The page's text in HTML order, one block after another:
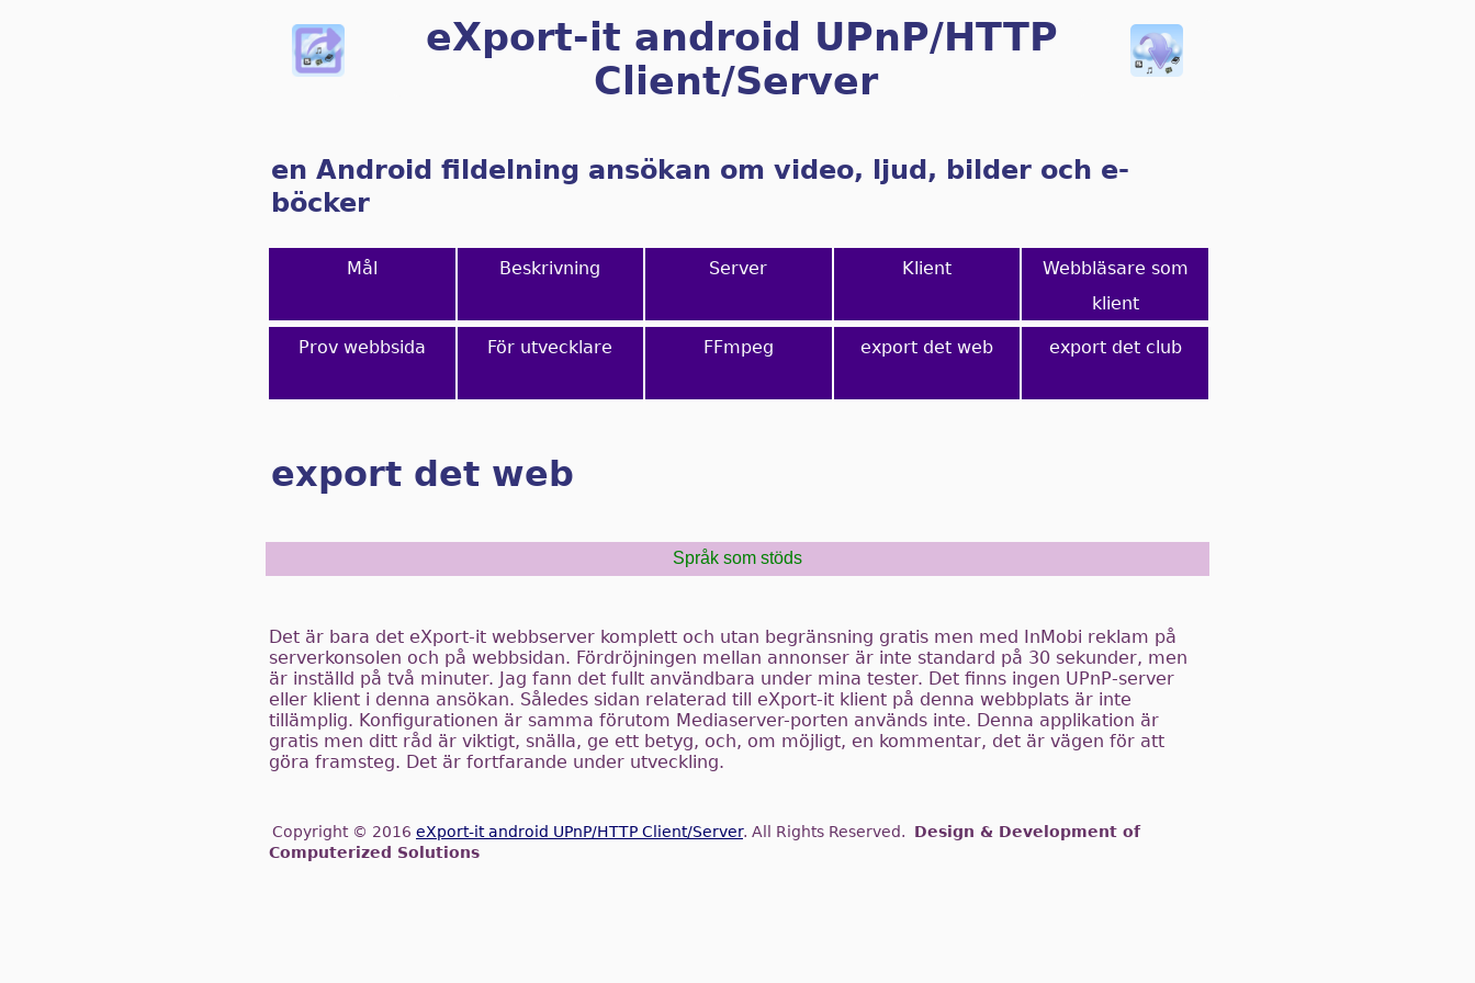
eXport-it android UPnP/HTTP
Client/Server
en Android fildelning ansökan om video, ljud, bilder och e-
böcker
Mål Beskrivning Server Klient
Webbläsare som
klient
Prov webbsida För utvecklare FFmpeg export det web export det club
export det web
Språk som stöds
Det är bara det eXport-it webbserver komplett och utan begränsning gratis men med InMobi reklam på
serverkonsolen och på webbsidan. Fördröjningen mellan annonser är inte standard på 30 sekunder, men
är inställd på två minuter. Jag fann det fullt användbara under mina tester. Det finns ingen UPnP-server
eller klient i denna ansökan. Således sidan relaterad till eXport-it klient på denna webbplats är inte
tillämplig. Konfigurationen är samma förutom Mediaserver-porten används inte. Denna applikation är
gratis men ditt råd är viktigt, snälla, ge ett betyg, och, om möjligt, en kommentar, det är vägen för att
göra framsteg. Det är fortfarande under utveckling.
Copyright © 2016 eXport-it android UPnP/HTTP Client/Server. All Rights Reserved.
Design & Development of
Computerized Solutions